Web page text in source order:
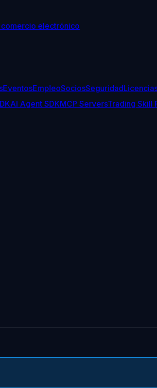
electrónico
EventosEmpleoSociosSeguridad
AI Agent SDKMCP ServersTrading Skill